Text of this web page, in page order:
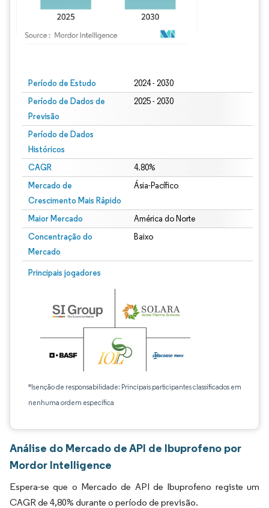
Período de Estudo 2024 - 2030
Período de Dados de
Previsão
2025 - 2030
Período de Dados
Históricos
CAGR
4.80%
Mercado de
Crescimento Mais Rápido
Ásia-Pacífico
Maior Mercado América do Norte
Concentração do
Mercado
Baixo
Principais jogadores
*Isenção de responsabilidade: Principais participantes classificados em
nenhuma ordem específica
Análise do Mercado de API de Ibuprofeno por
Mordor Intelligence
Espera-se que o Mercado de API de Ibuprofeno registe um
CAGR de 4,80% durante o período de previsão.